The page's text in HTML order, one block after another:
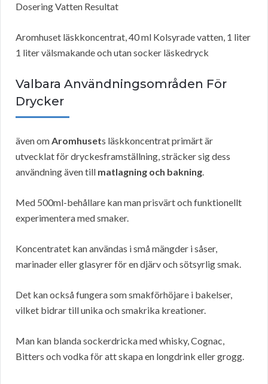
Dosering Vatten Resultat
Aromhuset läskkoncentrat, 40 ml Kolsyrade vatten, 1 liter
1 liter välsmakande och utan socker läskedryck
Valbara Användningsområden För
Drycker
även omAromhusets läskkoncentrat primärt är
utvecklat för dryckesframställning, sträcker sig dess
användning även till matlagning och bakning.
Med 500ml-behållare kan man prisvärt och funktionellt
experimentera med smaker.
Koncentratet kan användas i små mängder i såser,
marinader eller glasyrer för en djärv och sötsyrlig smak.
Det kan också fungera som smakförhöjare i bakelser,
vilket bidrar till unika och smakrika kreationer.
Man kan blanda sockerdricka med whisky, Cognac,
Bitters och vodka för att skapa en longdrink eller grogg.